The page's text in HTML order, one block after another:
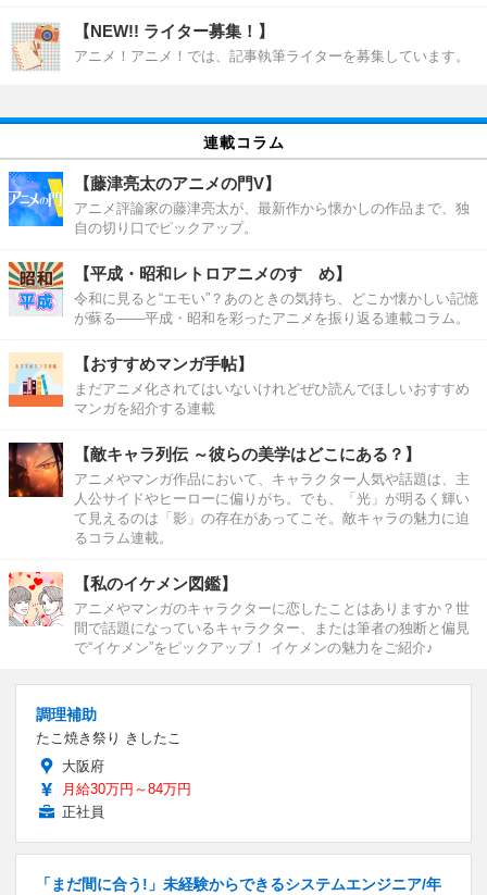
【NEW!! ライター募集！】
アニメ！アニメ！では、記事執筆ライターを募集しています。
連載コラム
【藤津亮太のアニメの門V】
アニメ評論家の藤津亮太が、最新作から懐かしの作品まで、独
自の切り口でピックアップ。
【平成・昭和レトロアニメのすゝめ】
令和に見ると“エモい”？あのときの気持ち、どこか懐かしい記憶
が蘇る――平成・昭和を彩ったアニメを振り返る連載コラム。
【おすすめマンガ手帖】
まだアニメ化されてはいないけれどぜひ読んでほしいおすすめ
マンガを紹介する連載
【敵キャラ列伝 ～彼らの美学はどこにある？】
アニメやマンガ作品において、キャラクター人気や話題は、主
人公サイドやヒーローに偏りがち。でも、「光」が明るく輝い
て見えるのは「影」の存在があってこそ。敵キャラの魅力に迫
るコラム連載。
【私のイケメン図鑑】
アニメやマンガのキャラクターに恋したことはありますか？世
間で話題になっているキャラクター、または筆者の独断と偏見
で“イケメン”をピックアップ！ イケメンの魅力をご紹介♪
調理補助
たこ焼き祭り きしたこ
大阪府
月給30万円～84万円
正社員
「まだ間に合う!」未経験からできるシステムエンジニア/年